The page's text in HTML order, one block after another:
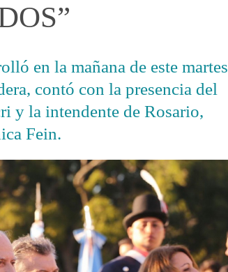
en la mañana de este martes
contó con la presencia del
y la intendente de Rosario,
Fein.